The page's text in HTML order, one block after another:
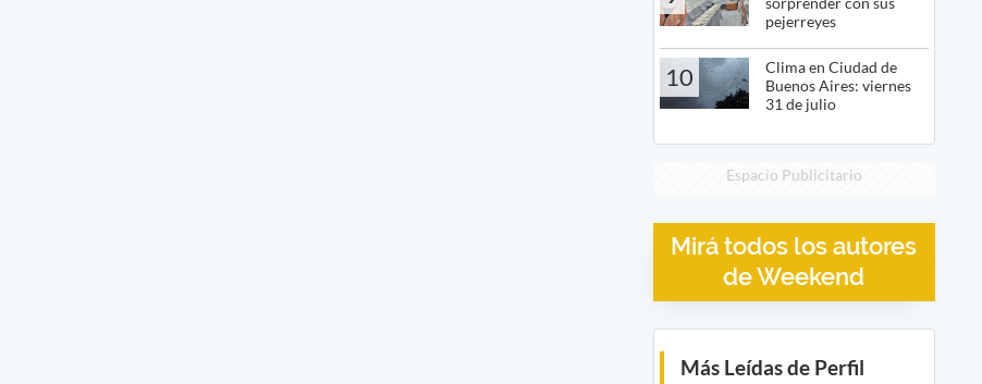
pejerreyes
10
Clima en Ciudad de
Buenos Aires: viernes
31 de julio
Espacio Publicitario
Mirá todos los autores
de Weekend
Más Leídas de Perfil